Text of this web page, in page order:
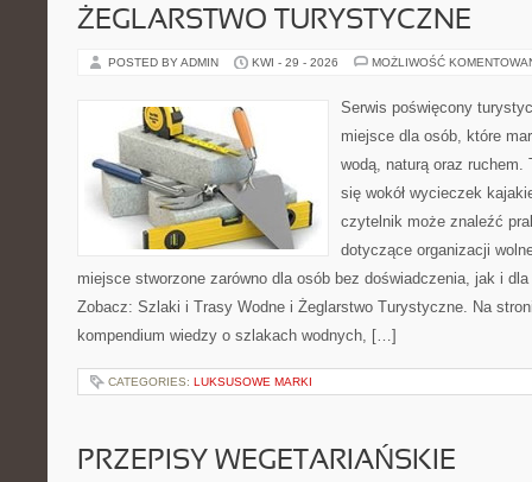
ŻEGLARSTWO TURYSTYCZNE
POSTED BY ADMIN KWI - 29 - 2026 MOŻLIWOŚĆ
Serwis poświęcony
miejsce dla osób, które
wodą, naturą oraz ruchem.
się wokół wycieczek
czytelnik może znaleźć
dotyczące organizacji
miejsce stworzone zarówno dla osób bez doświadczenia, jak i
Zobacz: Szlaki i Trasy Wodne i Żeglarstwo Turystyczne. Na
kompendium wiedzy o szlakach wodnych, […]
CATEGORIES: LUKSUSOWE MARKI
PRZEPISY WEGETARIAŃSKIE